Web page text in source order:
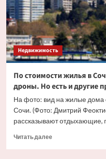
перевалила
за
триллион
рублей
Недвижимость
По стоимости жилья в
дроны. Но есть и другие
На фото: вид на жилые дома
Сочи. (Фото: Дмитрий
рассказывают отдыхающие,
Читать далееПрочитать